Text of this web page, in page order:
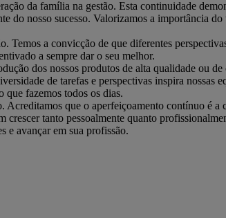
da família na gestão. Esta continuidade
do nosso sucesso. Valorizamos a importância
a convicção de que diferentes
a sempre dar o seu melhor.
dos nossos produtos de alta qualidade ou
de tarefas e perspectivas inspira
fazemos todos os dias.
que o aperfeiçoamento contínuo é a
tanto pessoalmente quanto
e avançar em sua profissão.